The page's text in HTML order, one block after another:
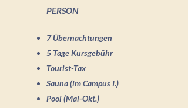
PERSON
7 Übernachtungen
5 Tage Kursgebühr
Tourist-Tax
Sauna (im Campus I.)
Pool (Mai-Okt.)